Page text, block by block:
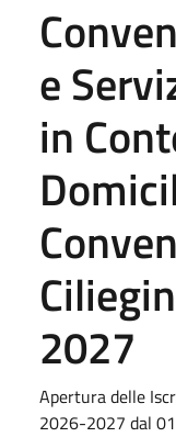
e
in
2027
Apertura delle
2026-2027 dal